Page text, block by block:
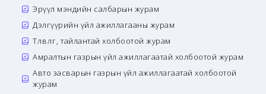
Эрүүл мэндийн салбарын журам
Дэлгүүрийн үйл ажиллагааны журам
Төлөвлөгөө, тайлантай холбоотой журам
Амралтын газрын үйл ажиллагаатай холбоотой журам
Авто засварын газрын үйл ажиллагаатай холбоотой
журам